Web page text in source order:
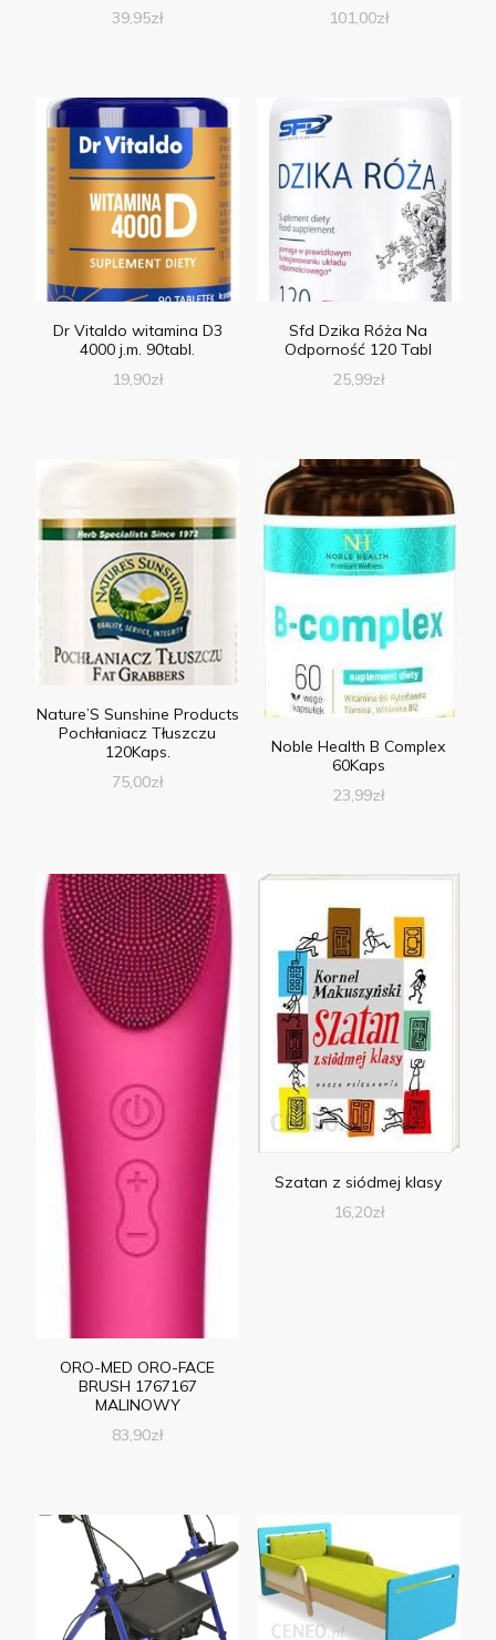
39,95zł
101,00zł
Dr Vitaldo witamina D3
4000 j.m. 90tabl.
19,90zł
Sfd Dzika Róża Na
Odporność 120 Tabl
25,99zł
Nature’S Sunshine Products
Pochłaniacz Tłuszczu
120Kaps.
75,00zł
Noble Health B Complex
60Kaps
23,99zł
ORO-MED ORO-FACE
BRUSH 1767167
MALINOWY
83,90zł
Szatan z siódmej klasy
16,20zł